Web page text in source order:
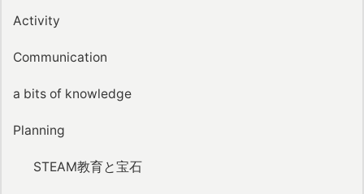
Activity
Communication
a bits of knowledge
Planning
STEAM教育と宝石